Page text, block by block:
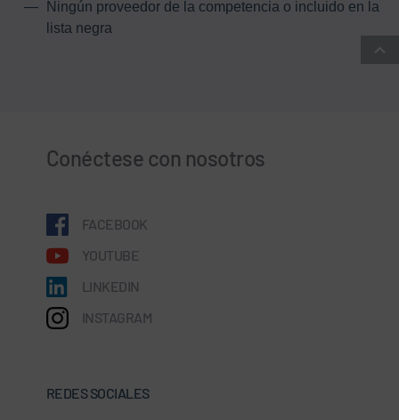
Ningún proveedor de la competencia o incluido en la
lista negra
Conéctese con nosotros
FACEBOOK
YOUTUBE
LINKEDIN
INSTAGRAM
REDES SOCIALES